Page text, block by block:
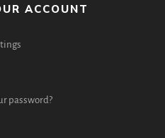
ACCOUNT
password?